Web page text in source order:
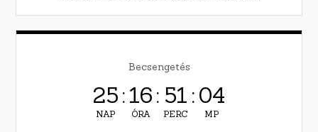
Becsengetés
25
NAP
:16
ÓRA
: 51
PERC
:03
MP